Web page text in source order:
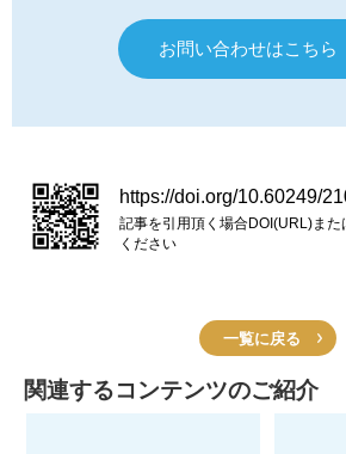
お問い合わせはこちら
https://doi.org/10.60249/
記事を引用頂く場合DOI(URL)また
ください
一覧に戻る
関連するコンテンツのご紹介